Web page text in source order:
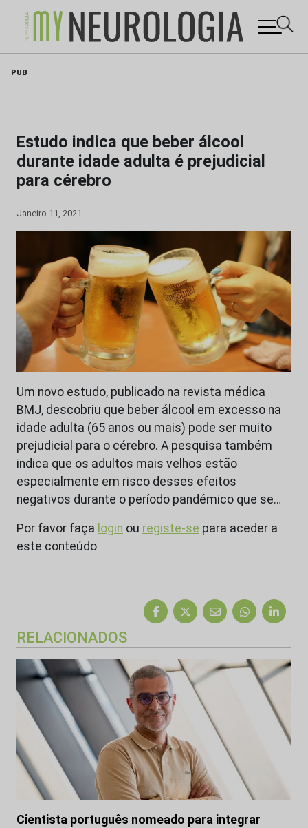
PUB
Estudo indica que beber álcool
durante idade adulta é prejudicial
para cérebro
Janeiro 11, 2021
Um novo estudo, publicado na revista médica
BMJ, descobriu que beber álcool em excesso na
idade adulta (65 anos ou mais) pode ser muito
prejudicial para o cérebro. A pesquisa também
indica que os adultos mais velhos estão
especialmente em risco desses efeitos
negativos durante o período pandémico que se…
Por favor faça login ou registe-se para aceder a
este conteúdo
RELACIONADOS
Cientista português nomeado para integrar